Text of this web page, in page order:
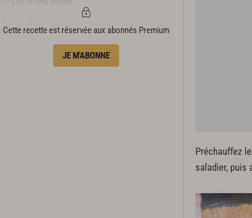
140 g de Philadelphia®
Cette recette est réservée aux abonnés Premium
JE M'ABONNE
Préchauffez
saladier, puis